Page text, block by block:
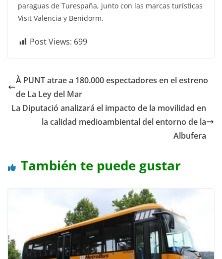
paraguas de Turespaña, junto con las marcas turísticas
Visit Valencia y Benidorm.
Post Views: 699
À PUNT atrae a 180.000 espectadores en el estreno
de La Ley del Mar
La Diputació analizará el impacto de la movilidad en
la calidad medioambiental del entorno de la
Albufera
También te puede gustar